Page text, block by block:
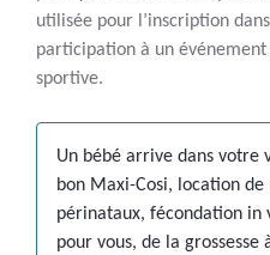
utilisée pour l’inscription
participation à un
sportive.
Un bébé arrive dans votre
bon Maxi-Cosi, location
périnataux, fécondation
pour vous, de la grossesse